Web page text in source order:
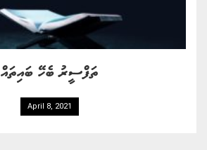
ތަފްސީރު ބެހޭ ބައިތައް
April 8, 2021